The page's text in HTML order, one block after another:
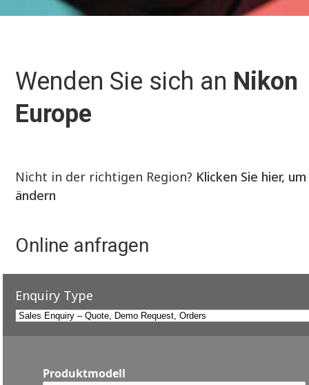
Wenden Sie sich an Nikon
Europe
Nicht in der richtigen Region? Klicken Sie hier,
ändern
Online anfragen
Enquiry Type
Produktmodell